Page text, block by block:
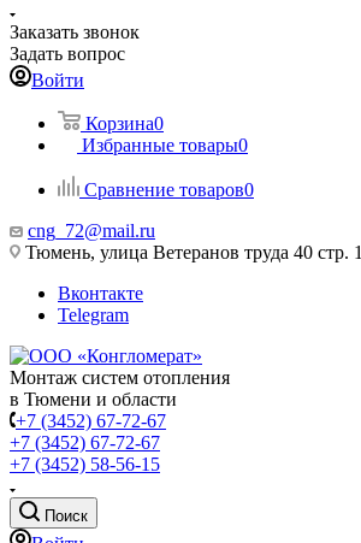
Заказать звонок
Задать вопрос
Войти
Корзина0
Избранные товары0
Сравнение товаров0
cng_72@mail.ru
Тюмень, улица Ветеранов труда 40 стр. 1
Вконтакте
Telegram
Монтаж систем отопления
в Тюмени и области
+7 (3452) 67-72-67
+7 (3452) 67-72-67
+7 (3452) 58-56-15
Поиск